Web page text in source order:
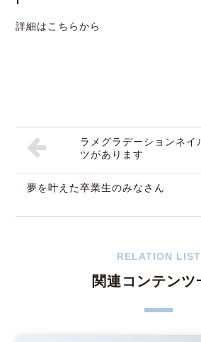
詳細はこちらから
ラメグラデーションネイ
ツがあります
夢を叶えた卒業生のみなさん
RELATION LIST
関連コンテンツ